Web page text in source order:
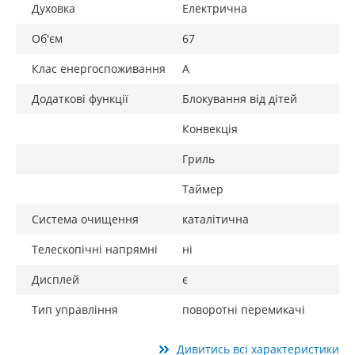
Духовка
Електрична
Об'єм
67
Клас енергоспоживання
A
Додаткові функції
Блокування від дітей
Конвекція
Гриль
Таймер
Система очищення
каталітична
Телескопічні напрямні
ні
Дисплей
є
Тип управління
поворотні перемикачі
Дивитись всі характеристики